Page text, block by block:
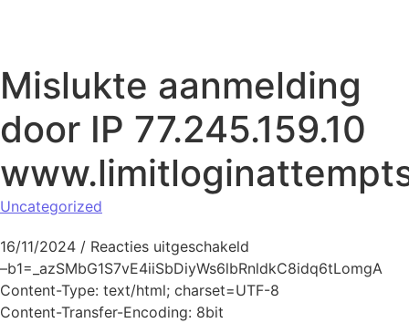
Mislukte aanmelding
door IP 77.245.159.10
Uncategorized
16/11/2024 / Reacties uitgeschakeld
–b1=_azSMbG1S7vE4iiSbDiyWs6lbRnldkC8idq6tLomgA
Content-Type: text/html; charset=UTF-8
Content-Transfer-Encoding: 8bit